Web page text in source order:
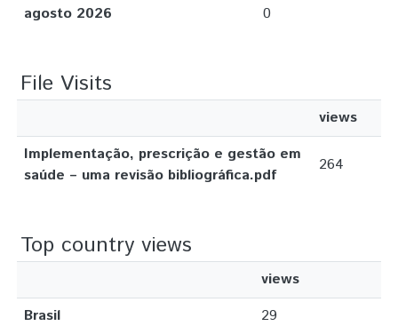
agosto 2026
0
File Visits
views
Implementação, prescrição e gestão em
saúde – uma revisão bibliográfica.pdf
264
Top country views
views
Brasil
29